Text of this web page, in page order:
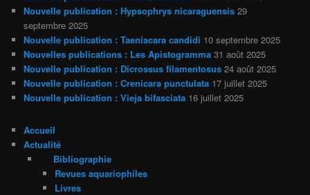
Nouvelle publication : Hypsophrys nicaraguensis 29
septembre 2025
Nouvelle publication : Taeniacara candidi 10 septembre 2025
Nouvelles publications : Les Apistogramma 31 août 2025
Nouvelle publication : Dicrossus filamentosus 24 août 2025
Nouvelle publication : Crenicara punctulata 17 juillet 2025
Nouvelle publication : Vieja bifasciata 16 juillet 2025
Accueil
Actualité
Bibliographie
Revues aquariophiles
Livres